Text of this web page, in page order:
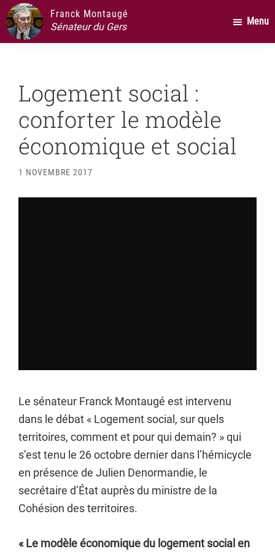
Passer
au
contenu
Passer
la
principale
Passer
au
pied
Franck Montaugé
Sénateur du Gers
Menu
Logement social :
conforter le modèle
économique et social
1 NOVEMBRE 2017
Le sénateur Franck Montaugé est intervenu
dans le débat « Logement social, sur quels
territoires, comment et pour qui demain? » qui
s’est tenu le 26 octobre dernier dans l’hémicycle
en présence de Julien Denormandie, le
secrétaire d’État auprès du ministre de la
Cohésion des territoires.
« Le modèle économique du logement social en